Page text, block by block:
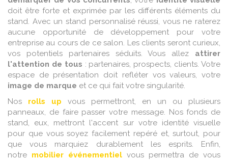
doit être forte et exprimée par les différents éléments du
stand. Avec un stand personnalisé réussi, vous ne raterez
aucune opportunité de développement pour votre
entreprise au cours de ce salon. Les clients seront curieux,
vos potentiels partenaires séduits. Vous allez attirer
l'attention de tous : partenaires, prospects, clients. Votre
espace de présentation doit refléter vos valeurs, votre
image de marque et ce qui fait votre singularité.
Nos rolls up vous permettront, en un ou plusieurs
panneaux, de faire passer votre message. Nos fonds de
stand, eux, mettront l'accent sur votre identité visuelle
pour que vous soyez facilement repéré et, surtout, pour
que vous marquiez durablement les esprits. Enfin,
notre mobilier événementiel vous permettra de vous